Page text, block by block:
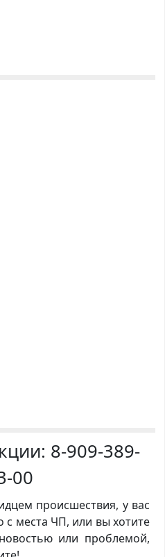
8-909-389-
00
происшествия, у вас
с места ЧП, или вы хотите
или проблемой,